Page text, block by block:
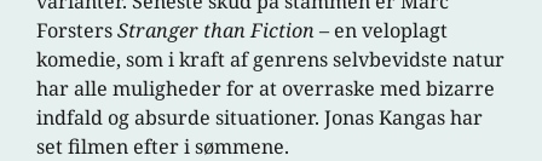
ForstersStranger than Fiction– en veloplagt
komedie, som i kraft af genrens selvbevidste natur
har alle muligheder for at overraske med bizarre
indfald og absurde situationer. Jonas Kangas har
set filmen efter i sømmene.